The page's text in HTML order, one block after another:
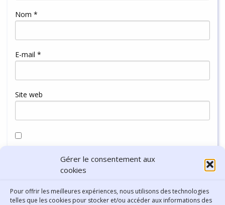
Gérer le consentement aux
cookies
Pour offrir les meilleures expériences, nous utilisons des technologies
telles que les cookies pour stocker et/ou accéder aux informations des
Nom *
E-mail *
Site web
navigateur pour mon prochain commentaire.